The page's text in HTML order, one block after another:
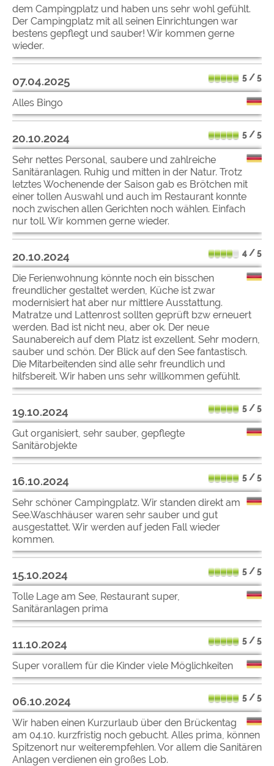
dem Campingplatz und haben uns sehr wohl gefühlt.
Der Campingplatz mit all seinen Einrichtungen war
bestens gepflegt und sauber! Wir kommen gerne
wieder.
07.04.2025 5 / 5
Alles Bingo
20.10.2024 5 / 5
Sehr nettes Personal, saubere und zahlreiche
Sanitäranlagen. Ruhig und mitten in der Natur. Trotz
letztes Wochenende der Saison gab es Brötchen mit
einer tollen Auswahl und auch im Restaurant konnte
noch zwischen allen Gerichten noch wählen. Einfach
nur toll. Wir kommen gerne wieder.
20.10.2024 4 / 5
Die Ferienwohnung könnte noch ein bisschen
freundlicher gestaltet werden, Küche ist zwar
modernisiert hat aber nur mittlere Ausstattung.
Matratze und Lattenrost sollten geprüft bzw erneuert
werden. Bad ist nicht neu, aber ok. Der neue
Saunabereich auf dem Platz ist exzellent. Sehr modern,
sauber und schön. Der Blick auf den See fantastisch.
Die Mitarbeitenden sind alle sehr freundlich und
hilfsbereit. Wir haben uns sehr willkommen gefühlt.
19.10.2024 5 / 5
Gut organisiert, sehr sauber, gepflegte
Sanitärobjekte
16.10.2024 5 / 5
Sehr schöner Campingplatz. Wir standen direkt am
See.Waschhäuser waren sehr sauber und gut
ausgestattet. Wir werden auf jeden Fall wieder
kommen.
15.10.2024 5 / 5
Tolle Lage am See, Restaurant super,
Sanitäranlagen prima
11.10.2024 5 / 5
Super vorallem für die Kinder viele Möglichkeiten
06.10.2024 5 / 5
Wir haben einen Kurzurlaub über den Brückentag
am 04.10. kurzfristig noch gebucht. Alles prima, können
Spitzenort nur weiterempfehlen. Vor allem die Sanitären
Anlagen verdienen ein großes Lob.